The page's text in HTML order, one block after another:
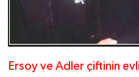
Ersoy ve Adler çiftinin